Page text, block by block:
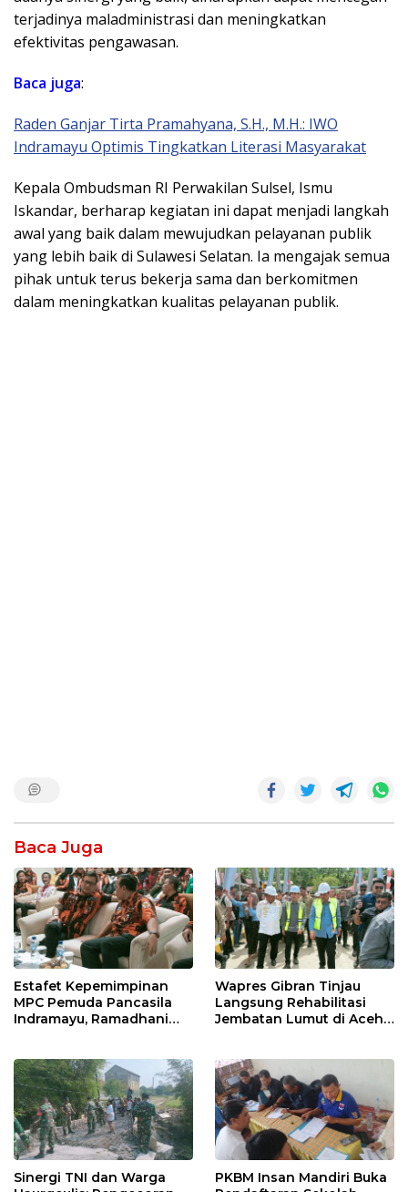
terjadinya maladministrasi dan meningkatkan
efektivitas pengawasan.
Baca juga:
Raden Ganjar Tirta Pramahyana, S.H., M.H.: IWO
Indramayu Optimis Tingkatkan Literasi Masyarakat
Kepala Ombudsman RI Perwakilan Sulsel, Ismu
Iskandar, berharap kegiatan ini dapat menjadi langkah
awal yang baik dalam mewujudkan pelayanan publik
yang lebih baik di Sulawesi Selatan. Ia mengajak semua
pihak untuk terus bekerja sama dan berkomitmen
dalam meningkatkan kualitas pelayanan publik.
Baca Juga
Estafet Kepemimpinan
MPC Pemuda Pancasila
Indramayu, Ramadhani
Muscablub
Wapres Gibran Tinjau
Langsung Rehabilitasi
Jembatan Lumut di Aceh
Sinergi TNI dan Warga
PKBM Insan Mandiri Buka